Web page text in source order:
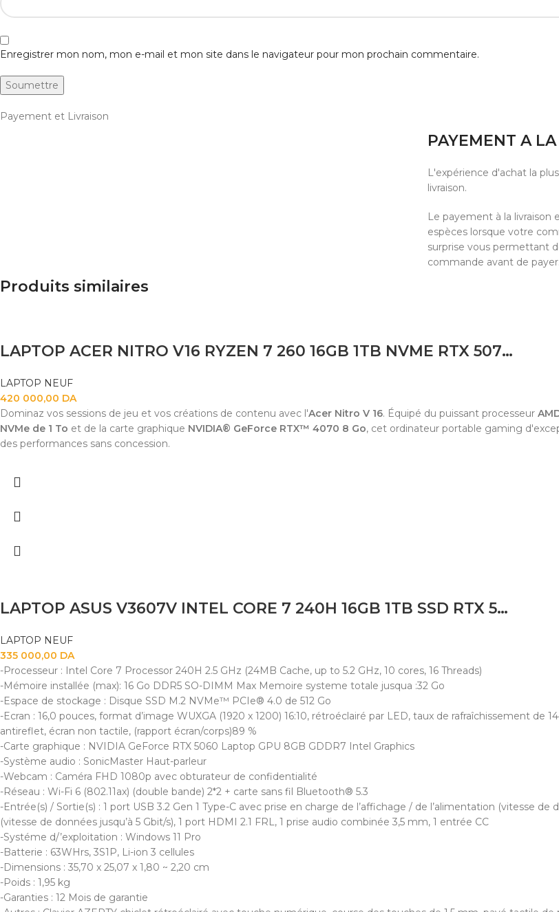
Enregistrer mon nom, mon e-mail et mon site dans le navigateur pour mon prochain commentaire.
Payement et Livraison
PAYEMENT A
L'expérience d'achat la
livraison.
Le payement à la
espèces lorsque votre
surprise vous permettant
commande avant de payer.
Produits similaires
LAPTOP ACER NITRO V16 RYZEN 7 260 16GB 1TB NVME RTX 5070 8GB 16 180HZ
LAPTOP NEUF
420 000,00 DA
Dominaz vos sessions de jeu et vos créations de contenu avec l'Acer Nitro V 16. Équipé du puissant processeur
NVMe de 1 To et de la carte graphique NVIDIA® GeForce RTX™ 4070 8 Go, cet ordinateur portable gaming
des performances sans concession.
LAPTOP ASUS V3607V INTEL CORE 7 240H 16GB 1TB SSD RTX 5060 8GB 16 FHD
LAPTOP NEUF
335 000,00 DA
-Processeur : Intel Core 7 Processor 240H 2.5 GHz (24MB Cache, up to 5.2 GHz, 10 cores, 16 Threads)
-Mémoire installée (max): 16 Go DDR5 SO-DIMM Max Memoire systeme totale jusqua :32 Go
-Espace de stockage : Disque SSD M.2 NVMe™ PCIe® 4.0 de 512 Go
-Ecran : 16,0 pouces, format d’image WUXGA (1920 x 1200) 16:10, rétroéclairé par LED, taux de rafraîchissement de
antireflet, écran non tactile, (rapport écran/corps)89 %
-Carte graphique : NVIDIA GeForce RTX 5060 Laptop GPU 8GB GDDR7 Intel Graphics
-Système audio : SonicMaster Haut-parleur
-Webcam : Caméra FHD 1080p avec obturateur de confidentialité
-Réseau : Wi-Fi 6 (802.11ax) (double bande) 2*2 + carte sans fil Bluetooth® 5.3
-Entrée(s) / Sortie(s) : 1 port USB 3.2 Gen 1 Type-C avec prise en charge de l’affichage / de l’alimentation (vitesse de
(vitesse de données jusqu’à 5 Gbit/s), 1 port HDMI 2.1 FRL, 1 prise audio combinée 3,5 mm, 1 entrée CC
-Systéme d/’exploitation : Windows 11 Pro
-Batterie : 63WHrs, 3S1P, Li-ion 3 cellules
-Dimensions : 35,70 x 25,07 x 1,80 ~ 2,20 cm
-Poids : 1,95 kg
-Garanties : 12 Mois de garantie